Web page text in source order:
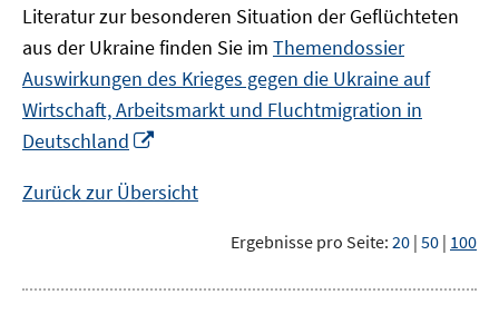
Literatur zur besonderen Situation der Geflüchteten
aus der Ukraine finden Sie im Themendossier
Auswirkungen des Krieges gegen die Ukraine auf
Wirtschaft, Arbeitsmarkt und Fluchtmigration in
Deutschland
Fenster
Zurück zur Übersicht
Ergebnisse pro Seite: 20 | 50 | 100